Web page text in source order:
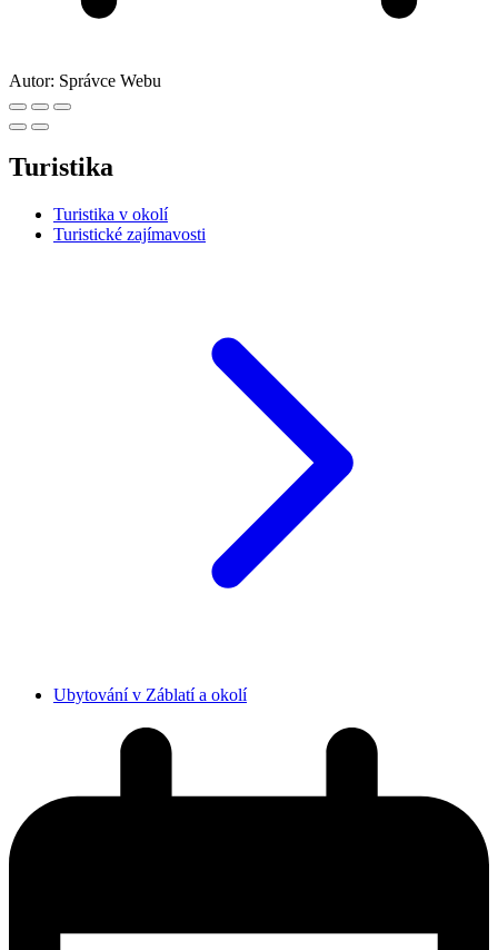
Autor: Správce Webu
Turistika
Turistika v okolí
Turistické zajímavosti
Ubytování v Záblatí a okolí